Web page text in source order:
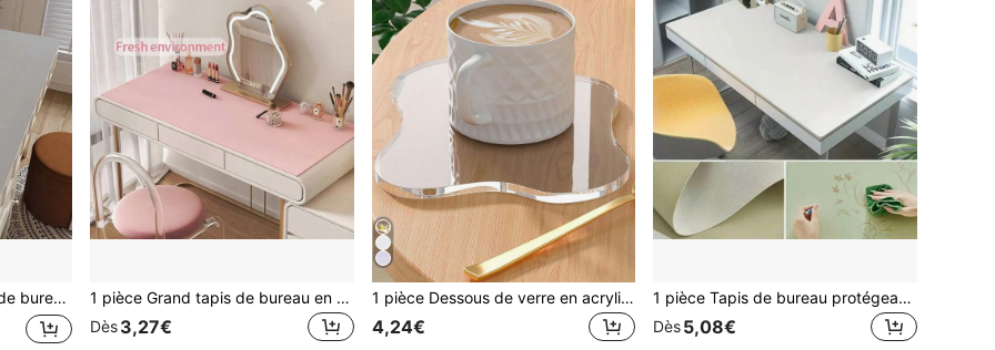
à l'usure, tapis de table à manger facile à nettoyer, convient à divers bureaux
1 pièce Grand tapis de bureau en cuir PU, imperméable, antidérapant, résistant aux rayures et à l'usure, protecteur de bureau, convient pour le bureau de l'étudiant, le bureau de bureau, l'ordinateur de jeu
Dès3,27€
1 pièce Dessous de verre en acrylique transparent, en forme de nuage asymétrique, tapis isolant thermique pour tasse et bureau pour la cuisine, la salle à manger, la chambre à coucher. Cadeau idéal pour l'anniversaire, la remise des diplômes, la rentrée scolaire et les fournitures scolaires essentielles
4,24€
1 pièce Tapis de bureau protégeant les yeux, tapis de souris, grand tapis de souris, papier buvard en PU antidérapant, tapis de bureau pour ordinateur portable, tapis de bureau pour manucure, tapis de table à café, tapis de table de vanité, nappe extra-large, bloc-notes imperméable pour le bureau et la maison, imperméable, résistant à l'huile, résistant aux taches, résistant à l'usure, lavable, tapis de table à manger, convient à divers bureaux, grand tapis de table à manger et petit bureau, design à la mode, parfait pour la décoration de la maison et les cadeaux de fête, tapis de plan de travail de cuisine | Décoration moderne de tapis de bureau
Dès5,08€